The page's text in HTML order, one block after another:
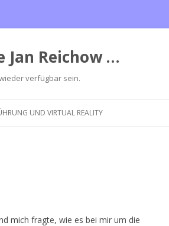
Jan Reichow …
verfügbar sein.
Inhalt
UND VIRTUAL REALITY
mich fragte, wie es bei mir um die